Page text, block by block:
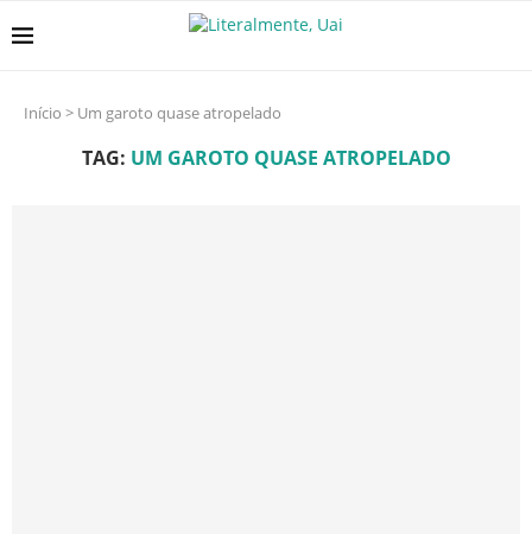
Início > Um garoto quase atropelado
TAG: UM GAROTO QUASE ATROPELADO